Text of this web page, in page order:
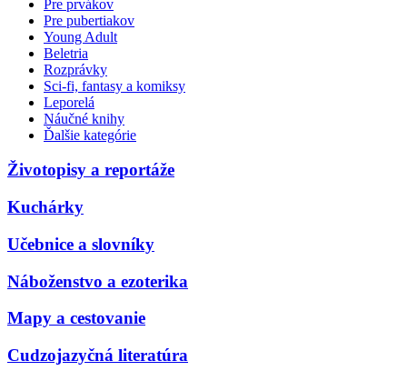
Pre prvákov
Pre pubertiakov
Young Adult
Beletria
Rozprávky
Sci-fi, fantasy a komiksy
Leporelá
Náučné knihy
Ďalšie kategórie
Životopisy a reportáže
Kuchárky
Učebnice a slovníky
Náboženstvo a ezoterika
Mapy a cestovanie
Cudzojazyčná literatúra